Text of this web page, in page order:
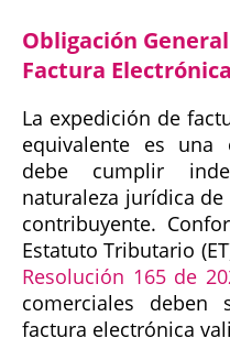
Obligación
Factura Electrónica
La expedición de
equivalente es
debe cumplir
naturaleza jurídica
contribuyente.
Estatuto Tributario
Resolución 165 de
comerciales deben
factura electrónica